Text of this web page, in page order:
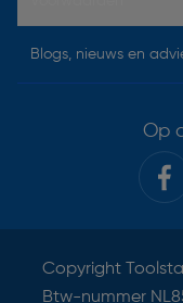
Blogs, nieuws en
Op
Copyright
Btw-nummer